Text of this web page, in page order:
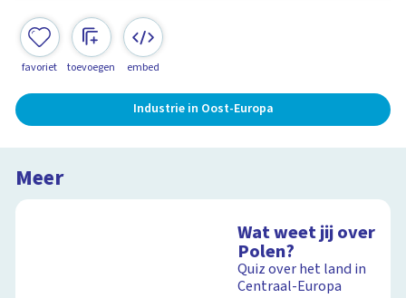
favoriet toevoegen embed
Industrie in Oost-Europa
Meer
Wat weet jij over
Polen?
Quiz over het land in
Centraal-Europa